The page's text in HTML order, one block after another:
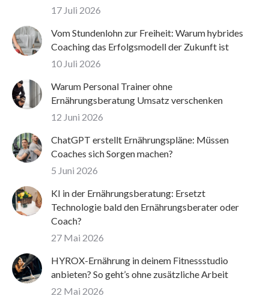
17 Juli 2026
Vom Stundenlohn zur Freiheit: Warum hybrides
Coaching das Erfolgsmodell der Zukunft ist
10 Juli 2026
Warum Personal Trainer ohne
Ernährungsberatung Umsatz verschenken
12 Juni 2026
ChatGPT erstellt Ernährungspläne: Müssen
Coaches sich Sorgen machen?
5 Juni 2026
KI in der Ernährungsberatung: Ersetzt
Technologie bald den Ernährungsberater oder
Coach?
27 Mai 2026
HYROX-Ernährung in deinem Fitnessstudio
anbieten? So geht’s ohne zusätzliche Arbeit
22 Mai 2026